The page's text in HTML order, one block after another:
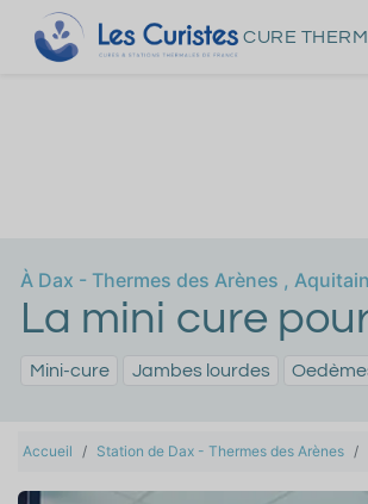
CURE
À Dax - Thermes des Arènes ,
La mini cure
Mini-cure Jambes lourdes
Accueil Station de Dax - Thermes des Arènes